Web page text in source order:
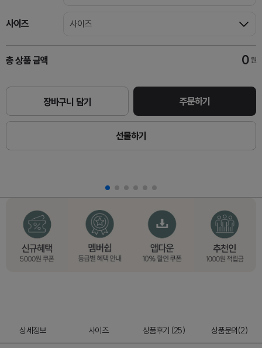
사이즈 사이즈
총 상품 금액 0 원
장바구니 담기 주문하기
선물하기
상세정보 사이즈 상품후기 (25) 상품문의(2)